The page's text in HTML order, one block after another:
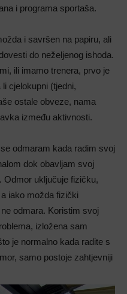
i programa sportaša.
i savršen na papiru, ali
do neželjenog ishoda.
ili imamo trenera, prvo je
li cjelokupni (tjedni,
ostale obveze, nama
između aktivnosti.
odmaram kada radim svoj
dok obavljam svoj
. Odmor uključuje fizičku,
iako možda fizički
odmara. Koristim svoj
izložena sam
je normalno kada radite s
samo postoje zahtjevniji